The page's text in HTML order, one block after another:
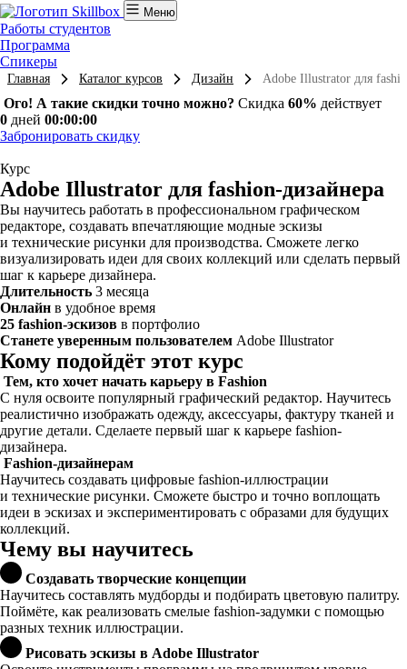
Меню
Работы студентов
Программа
Спикеры
Главная Каталог курсов Дизайн Adobe Illustrator для
Ого! А такие скидки точно можно? Скидка 60% действует
0 дней 00:00:00
Забронировать скидку
Курс
Adobe Illustrator для fashion-дизайнера
Вы научитесь работать в профессиональном графическом
редакторе, создавать впечатляющие модные эскизы
и технические рисунки для производства. Сможете легко
визуализировать идеи для своих коллекций или сделать первый
шаг к карьере дизайнера.
Длительность 3 месяца
Онлайн в удобное время
25 fashion-эскизов в портфолио
Станете уверенным пользователем Adobe Illustrator
Кому подойдёт этот курс
Тем, кто хочет начать карьеру в Fashion
С нуля освоите популярный графический редактор. Научитесь
реалистично изображать одежду, аксессуары, фактуру тканей и
другие детали. Сделаете первый шаг к карьере fashion-
дизайнера.
Fashion-дизайнерам
Научитесь создавать цифровые fashion-иллюстрации
и технические рисунки. Сможете быстро и точно воплощать
идеи в эскизах и экспериментировать с образами для будущих
коллекций.
Чему вы научитесь
Создавать творческие концепции
Научитесь составлять мудборды и подбирать цветовую палитру.
Поймёте, как реализовать смелые fashion-задумки с помощью
разных техник иллюстрации.
Рисовать эскизы в Adobe Illustrator